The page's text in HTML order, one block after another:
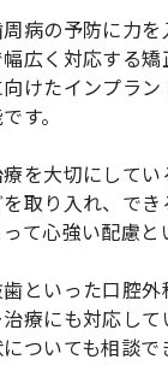
病の予防に力
広く対応する
けたインプラ
す。
を大切にして
取り入れ、で
て心強い配慮と
といった口腔
療にも対応し
ついても相談で